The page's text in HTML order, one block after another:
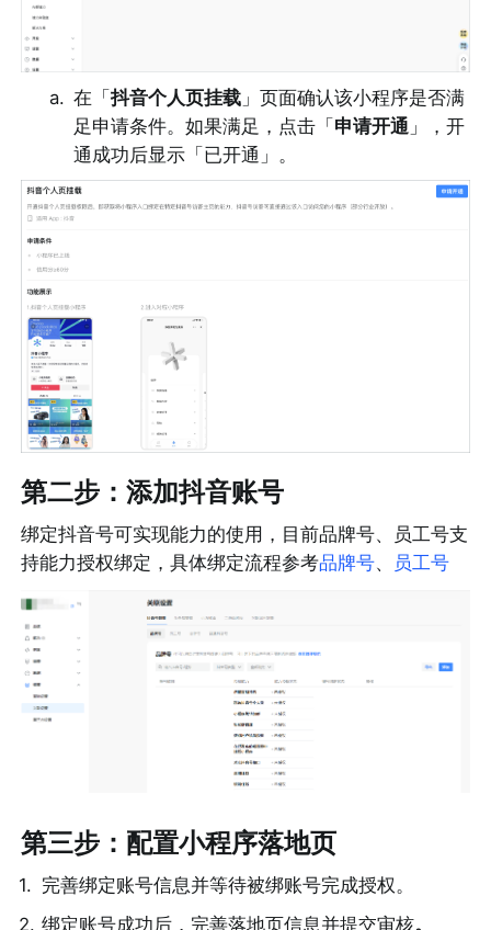
a. 在「抖音个人页挂载」页面确认该小程序是否满
足申请条件。如果满足，点击「申请开通 」，开
通成功后显示「已开通」。
第二步：添加抖音账号
绑定抖音号可实现能力的使用，目前品牌号、员工号支
持能力授权绑定，具体绑定流程参考品牌号、 员工号
第三步：配置小程序落地页
1. 完善绑定账号信息并等待被绑账号完成授权。
2. 绑定账号成功后，完善落地页信息并提交审核。